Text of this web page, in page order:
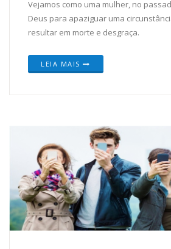
Vejamos como uma mulher, no
Deus para apaziguar uma
resultar em morte e desgraça.
LEIA MAIS